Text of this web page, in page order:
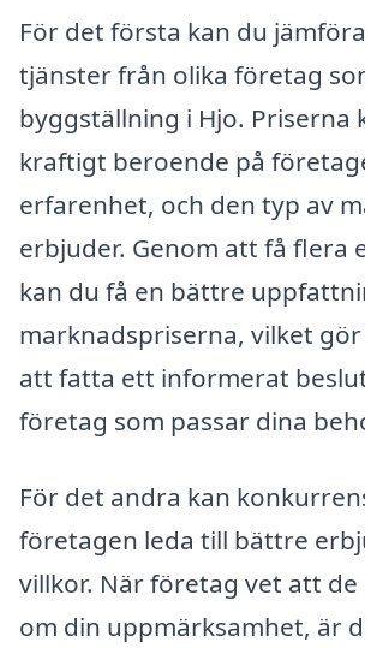
För det första kan du
tjänster från olika företag
byggställning i Hjo. Priserna
kraftigt beroende på
erfarenhet, och den typ av
erbjuder. Genom att få flera
kan du få en bättre
marknadspriserna, vilket
att fatta ett informerat
företag som passar dina
För det andra kan
företagen leda till bättre
villkor. När företag vet att
om din uppmärksamhet, är